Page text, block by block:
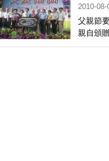
2010-
父親節
親自頒
樂。